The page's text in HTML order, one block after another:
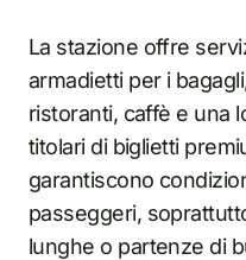
La stazione offre
armadietti per i
ristoranti, caffè e una
titolari di biglietti
garantiscono
passeggeri,
lunghe o partenze di